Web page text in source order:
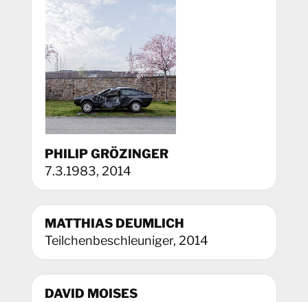
PHILIP GRÖZINGER
7.3.1983, 2014
MATTHIAS DEUMLICH
Teilchenbeschleuniger, 2014
DAVID MOISES